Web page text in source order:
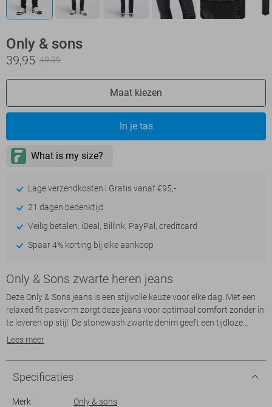
Only & sons
39,95 49,99
Maat kiezen
In je tas
Lage verzendkosten | Gratis vanaf €95,-
21 dagen bedenktijd
Veilig betalen: iDeal, Billink, PayPal, creditcard
Spaar 4% korting bij elke aankoop
Only & Sons zwarte heren jeans
Deze Only & Sons jeans is een stijlvolle keuze voor elke dag. Met een
relaxed fit pasvorm zorgt deze jeans voor optimaal comfort zonder in
te leveren op stijl. De stonewash zwarte denim geeft een tijdloze
uitstraling, terwijl de regular waist en de knoopsluiting zorgen voor
maar ook een onmiskenbaar casual karakter dat bij deze jeans hoort.
Of je nu een dagje uit gaat of gewoon thuis ontspant, deze jeans kan
makkelijk gecombineerd worden met diverse stijlen.
Gemaakt van een duurzame mix van 74% katoen, 25% gerecycled
Lees meer
Specificaties
Merk
Only & sons